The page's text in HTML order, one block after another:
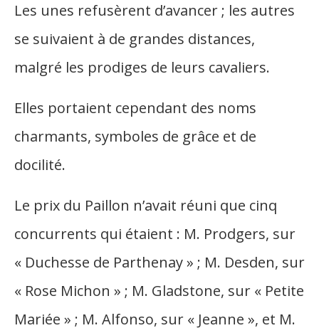
Les unes refusèrent d’avancer ; les autres
se suivaient à de grandes distances,
malgré les prodiges de leurs cavaliers.
Elles portaient cependant des noms
charmants, symboles de grâce et de
docilité.
Le prix du Paillon n’avait réuni que cinq
concurrents qui étaient : M. Prodgers, sur
« Duchesse de Parthenay » ; M. Desden, sur
« Rose Michon » ; M. Gladstone, sur « Petite
Mariée » ; M. Alfonso, sur « Jeanne », et M.